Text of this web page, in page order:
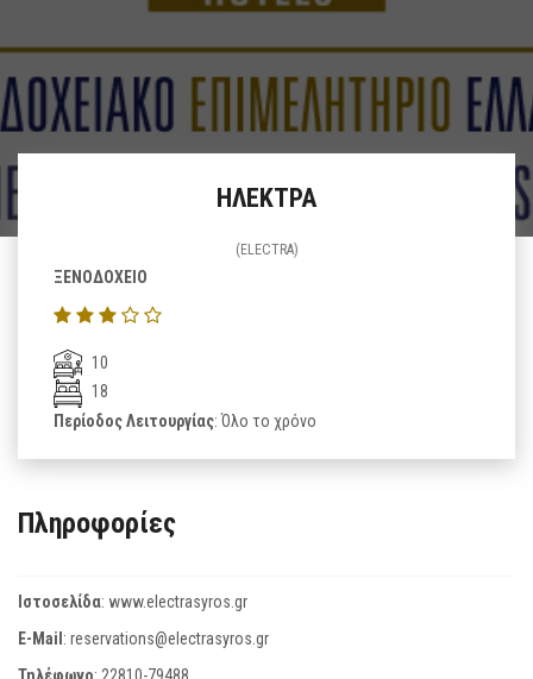
ΗΛΕΚΤΡΑ
(ELECTRA)
ΞΕΝΟΔΟΧΕΙΟ
10
18
Περίοδος Λειτουργίας: Όλο το χρόνο
Πληροφορίες
Ιστοσελίδα: www.electrasyros.gr
E-Mail: reservations@electrasyros.gr
Τηλέφωνο: 22810-79488